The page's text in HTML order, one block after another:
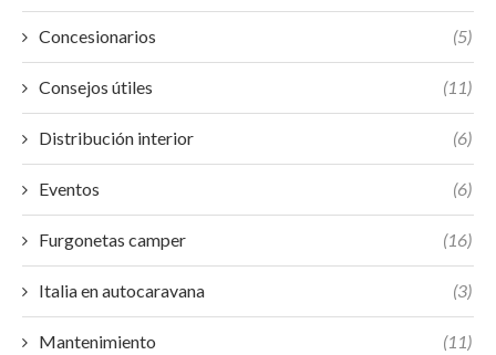
Concesionarios (5)
Consejos útiles (11)
Distribución interior (6)
Eventos (6)
Furgonetas camper (16)
Italia en autocaravana (3)
Mantenimiento (11)